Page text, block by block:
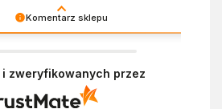
Komentarz sklepu
Z pozdrowieniami, Zespół
zweryfikowanych przez